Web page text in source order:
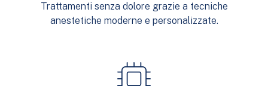
Trattamenti senza dolore grazie a tecniche
anestetiche moderne e personalizzate.